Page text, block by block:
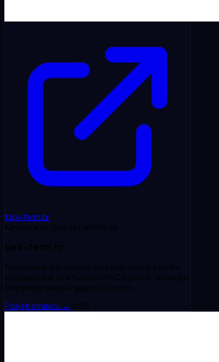
tara-term.hr
Klimatizacija, grijanje i ventilacija
tara-term.hr
Profesionalna prezentacijska web stranica tvrtke
specijalizirane za vrhunske HVAC sustave, ugradnju i
inženjering sustava grijanja i hlađenja.
Posjeti stranicu → WEB